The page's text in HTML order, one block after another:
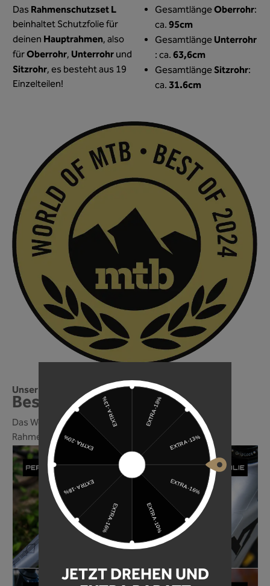
DasRahmenschutzset L
beinhaltet Schutzfolie für
deinen Hauptrahmen, also
fürOberrohr, Unterrohrund
Sitzrohr, es besteht aus 19
Einzelteilen!
GesamtlängeOberrohr:
ca.95cm
GesamtlängeUnterrohr
: ca.63,6cm
GesamtlängeSitzrohr:
ca.31.6cm
Unser Rahmenschutz gehört zu den besten!
Best of 2024! Wir sind dabei!
Das World of Mountainbike Magazin, zählt unsere
Rahmenschutzfolie zu den besten im Jahr 2024!
JETZT DREHEN UND